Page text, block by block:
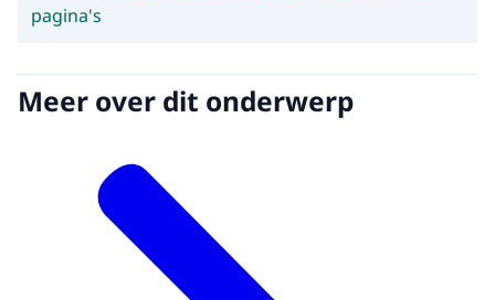
pagina's
Meer over dit onderwerp